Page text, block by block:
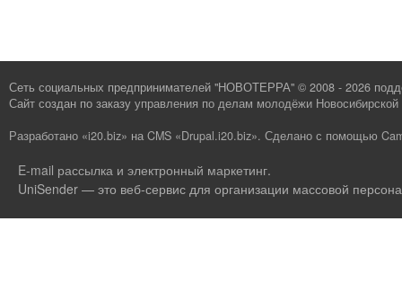
Сеть социальных предпринимателей "НОВОТЕРРА" © 2008 - 2026
Сайт создан по заказу управления по делам молодёжи Новосибирской
Разработано «i20.biz» на CMS «Drupal.i20.biz». Сделано с помощью
E-mail рассылка и электронный маркетинг.
UniSender — это веб-сервис для организации массовой